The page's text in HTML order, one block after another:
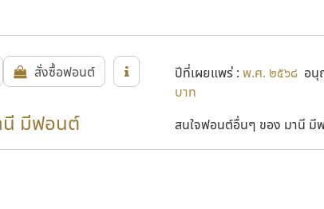
สั่งซื้อฟอนต์ ปีที่เผยแพร่ : พ.ศ. ๒๕๖๘ อนุ
บาท
นี มีฟอนต์ สนใจฟอนต์อื่นๆ ของ มานี มี